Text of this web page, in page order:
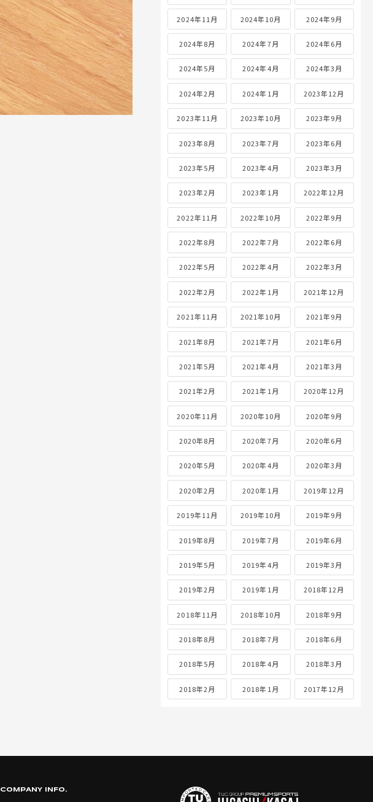
2024年11月 2024年10月 2024年9月
2024年8月 2024年7月 2024年6月
2024年5月 2024年4月 2024年3月
2024年2月 2024年1月 2023年12月
2023年11月 2023年10月 2023年9月
2023年8月 2023年7月 2023年6月
2023年5月 2023年4月 2023年3月
2023年2月 2023年1月 2022年12月
2022年11月 2022年10月 2022年9月
2022年8月 2022年7月 2022年6月
2022年5月 2022年4月 2022年3月
2022年2月 2022年1月 2021年12月
2021年11月 2021年10月 2021年9月
2021年8月 2021年7月 2021年6月
2021年5月 2021年4月 2021年3月
2021年2月 2021年1月 2020年12月
2020年11月 2020年10月 2020年9月
2020年8月 2020年7月 2020年6月
2020年5月 2020年4月 2020年3月
2020年2月 2020年1月 2019年12月
2019年11月 2019年10月 2019年9月
2019年8月 2019年7月 2019年6月
2019年5月 2019年4月 2019年3月
2019年2月 2019年1月 2018年12月
2018年11月 2018年10月 2018年9月
2018年8月 2018年7月 2018年6月
2018年5月 2018年4月 2018年3月
2018年2月 2018年1月 2017年12月
COMPANY INFO.